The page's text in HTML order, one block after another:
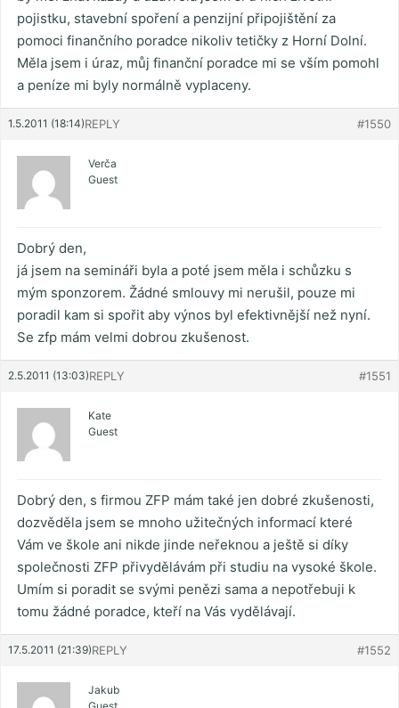
pojistku, stavební spoření a penzijní připojištění za
pomoci finančního poradce nikoliv tetičky z Horní Dolní.
Měla jsem i úraz, můj finanční poradce mi se vším pomohl
a peníze mi byly normálně vyplaceny.
1.5.2011 (18:14) #1550
REPLY
Verča
Guest
Dobrý den,
já jsem na semináři byla a poté jsem měla i schůzku s
mým sponzorem. Žádné smlouvy mi nerušil, pouze mi
poradil kam si spořit aby výnos byl efektivnější než nyní.
Se zfp mám velmi dobrou zkušenost.
2.5.2011 (13:03) #1551
REPLY
Kate
Guest
Dobrý den, s firmou ZFP mám také jen dobré zkušenosti,
dozvěděla jsem se mnoho užitečných informací které
Vám ve škole ani nikde jinde neřeknou a ještě si díky
společnosti ZFP přivydělávám při studiu na vysoké škole.
Umím si poradit se svými penězi sama a nepotřebuji k
tomu žádné poradce, kteří na Vás vydělávají.
17.5.2011 (21:39) #1552
REPLY
Jakub